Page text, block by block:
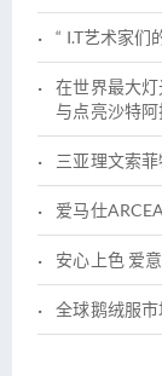
“ I.T艺术家们
在世界最大
与点亮沙特
三亚理文索
爱马仕
安心上色 爱
全球鹅绒服市